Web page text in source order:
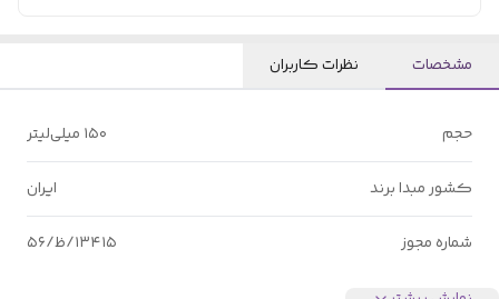
مشخصات نظرات کاربران
حجم ۱۵۰ میلی‌لیتر
کشور مبدا برند ایران
شماره مجوز ۱۳۴۱۵/ظ/۵۶